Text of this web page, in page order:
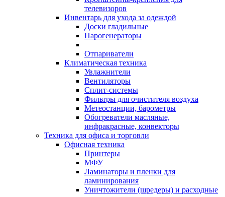
телевизоров
Инвентарь для ухода за одеждой
Доски гладильные
Парогенераторы
Отпариватели
Климатическая техника
Увлажнители
Вентиляторы
Сплит-системы
Фильтры для очистителя воздуха
Метеостанции, барометры
Обогреватели масляные,
инфракрасные, конвекторы
Техника для офиса и торговли
Офисная техника
Принтеры
МФУ
Ламинаторы и пленки для
ламинирования
Уничтожители (шредеры) и расходные